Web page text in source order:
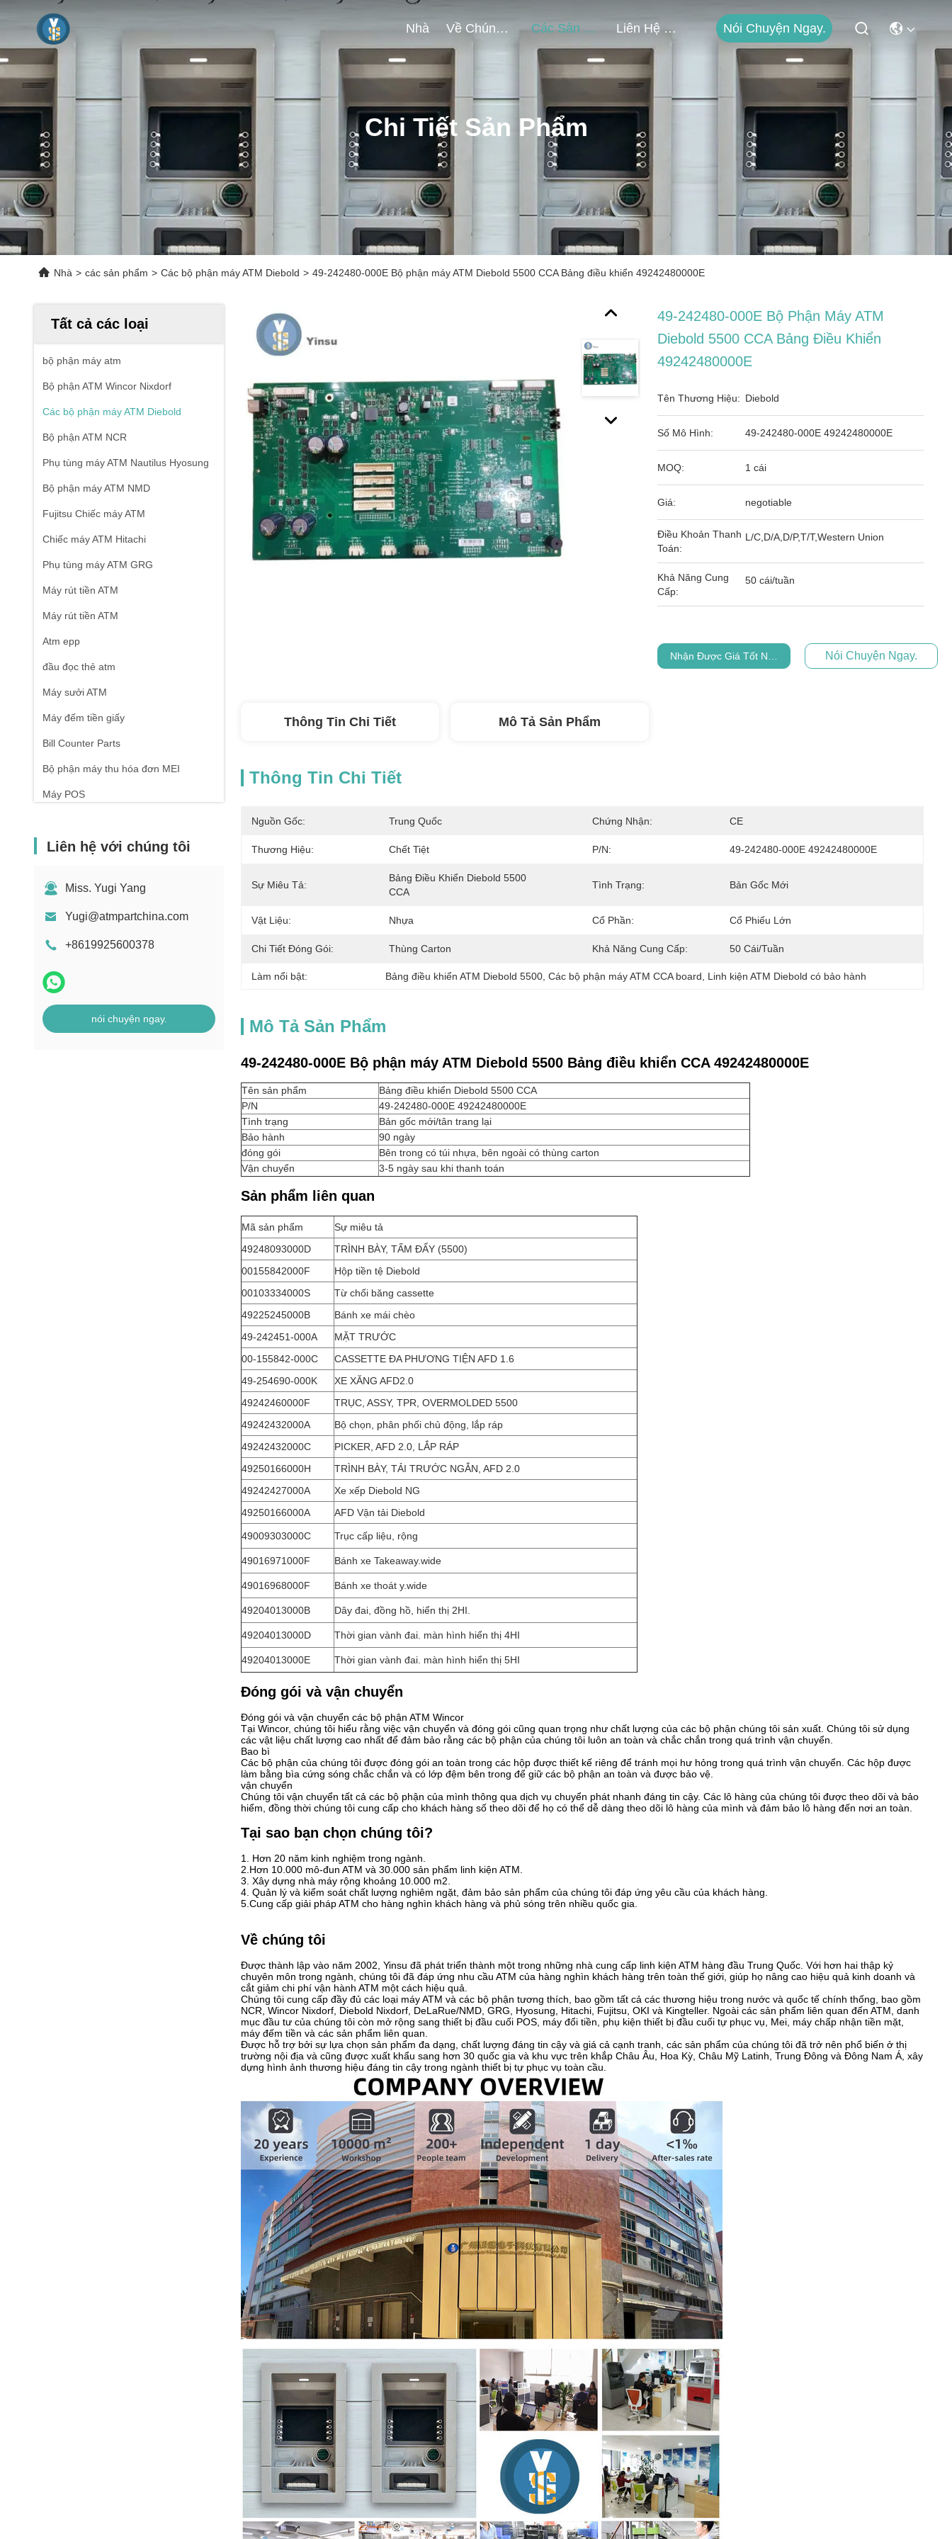
Nhà Về Chúng Tôi Các Sản Phẩm Liên Hệ Với Chúng Tôi Nói Chuyện Ngay.
Chi Tiết Sản Phẩm
Nhà > các sản phẩm > Các bộ phận máy ATM Diebold > 49-242480-000E Bộ phận máy ATM Diebold 5500 CCA Bảng điều khiển 49242480000E
Tất cả các loại
bộ phận máy atm
Bộ phận ATM Wincor Nixdorf
Các bộ phận máy ATM Diebold
Bộ phận ATM NCR
Phụ tùng máy ATM Nautilus Hyosung
Bộ phận máy ATM NMD
Fujitsu Chiếc máy ATM
Chiếc máy ATM Hitachi
Phụ tùng máy ATM GRG
Máy rút tiền ATM
Máy rút tiền ATM
Atm epp
đầu đọc thẻ atm
Máy sưởi ATM
Máy đếm tiền giấy
Bill Counter Parts
Bộ phận máy thu hóa đơn MEI
Máy POS
Liên hệ với chúng tôi
Miss. Yugi Yang
Yugi@atmpartchina.com
+8619925600378
nói chuyện ngay.
49-242480-000E Bộ Phận Máy ATM
Diebold 5500 CCA Bảng Điều Khiển
49242480000E
Tên Thương Hiệu: Diebold
Số Mô Hình: 49-242480-000E 49242480000E
MOQ: 1 cái
Giá: negotiable
Điều Khoản Thanh
Toán:
L/C,D/A,D/P,T/T,Western Union
Khả Năng Cung
Cấp:
50 cái/tuần
Nhận Được Giá Tốt Nhất Nói Chuyện Ngay.
Thông Tin Chi Tiết Mô Tả Sản Phẩm
Thông Tin Chi Tiết
Nguồn Gốc: Trung Quốc Chứng Nhận: CE
Thương Hiệu: Chết Tiệt P/N: 49-242480-000E 49242480000E
Sự Miêu Tả:
Bảng Điều Khiển Diebold 5500
CCA
Tình Trạng: Bản Gốc Mới
Vật Liệu: Nhựa Cổ Phần: Cổ Phiếu Lớn
Chi Tiết Đóng Gói: Thùng Carton Khả Năng Cung Cấp: 50 Cái/tuần
Làm nổi bật: Bảng điều khiển ATM Diebold 5500, Các bộ phận máy ATM CCA board Linh kiện ATM Diebold có bảo hành
Mô Tả Sản Phẩm
49-242480-000E Bộ phận máy ATM Diebold 5500 Bảng điều khiển CCA 49242480000E
Tên sản phẩm
Bảng điều khiển Diebold 5500 CCA
P/N
49-242480-000E 49242480000E
Tình trạng
Bản gốc mới/tân trang lại
Bảo hành
90 ngày
đóng gói
Bên trong có túi nhựa, bên ngoài có thùng carton
Vận chuyển
3-5 ngày sau khi thanh toán
Sản phẩm liên quan
Mã sản phẩm
Sự miêu tả
49248093000D
TRÌNH BÀY, TẤM ĐẨY (5500)
00155842000F
Hộp tiền tệ Diebold
00103334000S
Từ chối băng cassette
49225245000B
Bánh xe mái chèo
49-242451-000A
MẶT TRƯỚC
00-155842-000C
CASSETTE ĐA PHƯƠNG TIỆN AFD 1.6
49-254690-000K
XE XĂNG AFD2.0
49242460000F
TRỤC, ASSY, TPR, OVERMOLDED 5500
49242432000A
Bộ chọn, phân phối chủ động, lắp ráp
49242432000C
PICKER, AFD 2.0, LẮP RÁP
49250166000H
TRÌNH BÀY, TẢI TRƯỚC NGẮN, AFD 2.0
49242427000A
Xe xếp Diebold NG
49250166000A
AFD Vận tải Diebold
49009303000C Trục cấp liệu, rộng
49016971000F Bánh xe Takeaway.wide
49016968000F Bánh xe thoát y.wide
49204013000B Dây đai, đồng hồ, hiển thị 2HI.
49204013000D Thời gian vành đai. màn hình hiển thị 4HI
49204013000E Thời gian vành đai. màn hình hiển thị 5HI
Đóng gói và vận chuyển
Đóng gói và vận chuyển các bộ phận ATM Wincor
Tại Wincor, chúng tôi hiểu rằng việc vận chuyển và đóng gói cũng quan trọng như chất lượng của các bộ phận chúng tôi sản xuất. Chúng tôi sử dụng
các vật liệu chất lượng cao nhất để đảm bảo rằng các bộ phận của chúng tôi luôn an toàn và chắc chắn trong quá trình vận chuyển.
Bao bì
Các bộ phận của chúng tôi được đóng gói an toàn trong các hộp được thiết kế riêng để tránh mọi hư hỏng trong quá trình vận chuyển. Các hộp được
làm bằng bìa cứng sóng chắc chắn và có lớp đệm bên trong để giữ các bộ phận an toàn và được bảo vệ.
vận chuyển
Chúng tôi vận chuyển tất cả các bộ phận của mình thông qua dịch vụ chuyển phát nhanh đáng tin cậy. Các lô hàng của chúng tôi được theo dõi và bảo
hiểm, đồng thời chúng tôi cung cấp cho khách hàng số theo dõi để họ có thể dễ dàng theo dõi lô hàng của mình và đảm bảo lô hàng đến nơi an toàn.
Tại sao bạn chọn chúng tôi?
1. Hơn 20 năm kinh nghiệm trong ngành.
2.Hơn 10.000 mô-đun ATM và 30.000 sản phẩm linh kiện ATM.
3. Xây dựng nhà máy rộng khoảng 10.000 m2.
4. Quản lý và kiểm soát chất lượng nghiêm ngặt, đảm bảo sản phẩm của chúng tôi đáp ứng yêu cầu của khách hàng.
5.Cung cấp giải pháp ATM cho hàng nghìn khách hàng và phủ sóng trên nhiều quốc gia.
Về chúng tôi
Được thành lập vào năm 2002, Yinsu đã phát triển thành một trong những nhà cung cấp linh kiện ATM hàng đầu Trung Quốc. Với hơn hai thập kỷ
chuyên môn trong ngành, chúng tôi đã đáp ứng nhu cầu ATM của hàng nghìn khách hàng trên toàn thế giới, giúp họ nâng cao hiệu quả kinh doanh và
cắt giảm chi phí vận hành ATM một cách hiệu quả.
Chúng tôi cung cấp đầy đủ các loại máy ATM và các bộ phận tương thích, bao gồm tất cả các thương hiệu trong nước và quốc tế chính thống, bao gồm
NCR, Wincor Nixdorf, Diebold Nixdorf, DeLaRue/NMD, GRG, Hyosung, Hitachi, Fujitsu, OKI và Kingteller. Ngoài các sản phẩm liên quan đến ATM, danh
mục đầu tư của chúng tôi còn mở rộng sang thiết bị đầu cuối POS, máy đổi tiền, phụ kiện thiết bị đầu cuối tự phục vụ, Mei, máy chấp nhận tiền mặt,
máy đếm tiền và các sản phẩm liên quan.
Được hỗ trợ bởi sự lựa chọn sản phẩm đa dạng, chất lượng đáng tin cậy và giá cả cạnh tranh, các sản phẩm của chúng tôi đã trở nên phổ biến ở thị
trường nội địa và cũng được xuất khẩu sang hơn 30 quốc gia và khu vực trên khắp Châu Âu, Hoa Kỳ, Châu Mỹ Latinh, Trung Đông và Đông Nam Á, xây
dựng hình ảnh thương hiệu đáng tin cậy trong ngành thiết bị tự phục vụ toàn cầu.